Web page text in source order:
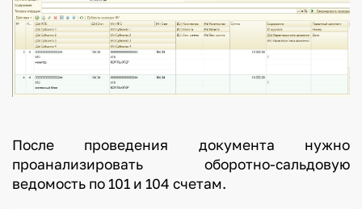
После проведения документа нужно
проанализировать оборотно-сальдовую
ведомость по 101 и 104 счетам.